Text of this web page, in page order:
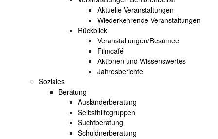
Aktuelle Veranstaltungen
Wiederkehrende Veranstaltungen
Rückblick
Veranstaltungen/Resümee
Filmcafé
Aktionen und Wissenswertes
Jahresberichte
Soziales
Beratung
Ausländerberatung
Selbsthilfegruppen
Suchtberatung
Schuldnerberatung